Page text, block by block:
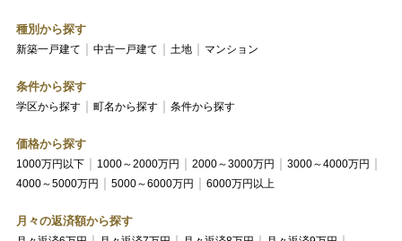
種別から探す
新築一戸建て 中古一戸建て 土地 マンション
条件から探す
学区から探す 町名から探す 条件から探す
価格から探す
1000万円以下 1000～2000万円 2000～3000万円
3000～4000万円
4000～5000万円
5000～6000万円 6000万円以上
月々の返済額から探す